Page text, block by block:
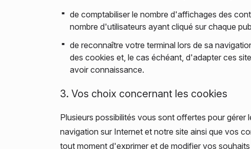
de comptabiliser le nombre d'affichages des
nombre d'utilisateurs ayant cliqué sur chaque
de reconnaître votre terminal lors de sa
des cookies et, le cas échéant, d'adapter ces
avoir connaissance.
3. Vos choix concernant les cookies
Plusieurs possibilités vous sont offertes pour
navigation sur Internet et notre site ainsi que vos
tout moment d'exprimer et de modifier vos